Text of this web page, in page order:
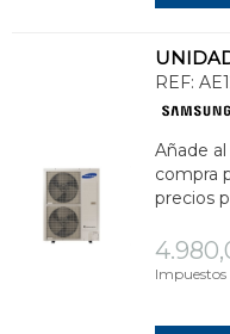
REF:
Añade
compra
precios
Impuestos